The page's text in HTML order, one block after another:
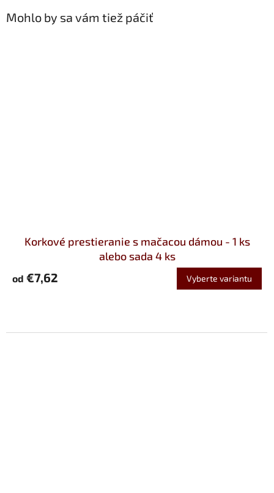
Mohlo by sa vám tiež páčiť
Korkové prestieranie s mačacou dámou - 1 ks
alebo sada 4 ks
od €7,62 Vyberte variantu